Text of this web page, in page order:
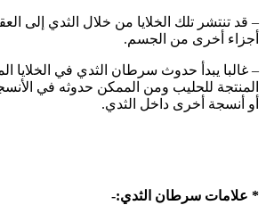
– قد تنتشر تلك الخلايا من خلال الثدي إلى
أجزاء أخرى من الجسم.
– غالبا يبدأ حدوث سرطان الثدي في الخلايا
المنتجة للحليب ومن الممكن حدوثه في
أو أنسجة أخرى داخل الثدي.
* علامات سرطان الثدي:-